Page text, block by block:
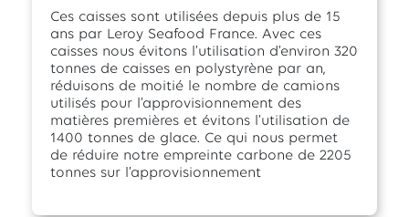
Ces caisses sont utilisées depuis plus de 15
ans par Leroy Seafood France. Avec ces
caisses nous évitons l’utilisation d’environ 320
tonnes de caisses en polystyrène par an,
réduisons de moitié le nombre de camions
utilisés pour l’approvisionnement des
matières premières et évitons l’utilisation de
1400 tonnes de glace. Ce qui nous permet
de réduire notre empreinte carbone de 2205
tonnes sur l’approvisionnement